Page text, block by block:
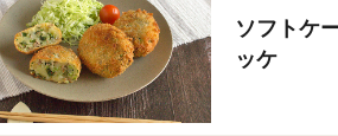
ソフトケ
ッケ